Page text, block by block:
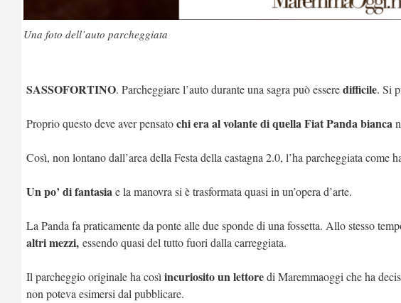
Una foto dell’auto parcheggiata
SASSOFORTINO. Parcheggiare l’auto durante una sagra può esseredifficile. Si
Proprio questo deve aver pensatochi era al volante di quella Fiat Panda bianca
Così, non lontano dall’area della Festa della castagna 2.0, l’ha parcheggiata come
Un po’ di fantasiae la manovra si è trasformata quasi in un’opera d’arte.
La Panda fa praticamente da ponte alle due sponde di una fossetta. Allo stesso
altri mezzi, essendo quasi del tutto fuori dalla carreggiata.
Il parcheggio originale ha così incuriosito un lettoredi Maremmaoggi che ha
non poteva esimersi dal pubblicare.